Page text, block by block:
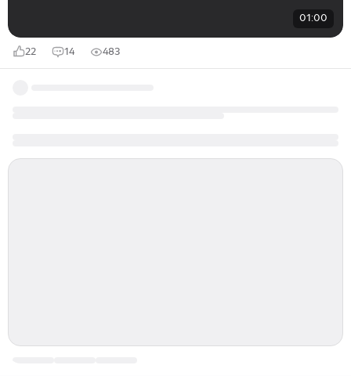
01:00
22 14 483